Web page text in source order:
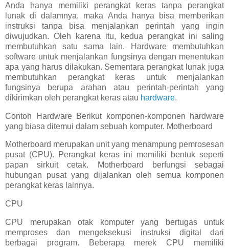
Anda hanya memiliki perangkat keras tanpa perangkat
lunak di dalamnya, maka Anda hanya bisa memberikan
instruksi tanpa bisa menjalankan perintah yang ingin
diwujudkan. Oleh karena itu, kedua perangkat ini saling
membutuhkan satu sama lain. Hardware membutuhkan
software untuk menjalankan fungsinya dengan menentukan
apa yang harus dilakukan. Sementara perangkat lunak juga
membutuhkan perangkat keras untuk menjalankan
fungsinya berupa arahan atau perintah-perintah yang
dikirimkan oleh perangkat keras atau hardware.
Contoh Hardware Berikut komponen-komponen hardware
yang biasa ditemui dalam sebuah komputer. Motherboard
Motherboard merupakan unit yang menampung pemrosesan
pusat (CPU). Perangkat keras ini memiliki bentuk seperti
papan sirkuit cetak. Motherboard berfungsi sebagai
hubungan pusat yang dijalankan oleh semua komponen
perangkat keras lainnya.
CPU
CPU merupakan otak komputer yang bertugas untuk
memproses dan mengeksekusi instruksi digital dari
berbagai program. Beberapa merek CPU memiliki